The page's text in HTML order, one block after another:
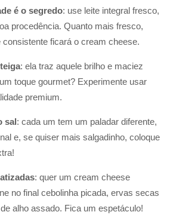
é o segredo: use leite integral fresco,
procedência. Quanto mais fresco,
consistente ficará o cream cheese.
: ela traz aquele brilho e maciez
toque gourmet? Experimente usar
premium.
sal: cada um tem um paladar diferente,
e, se quiser mais salgadinho, coloque
: quer um cream cheese
no final cebolinha picada, ervas secas
alho assado. Fica um espetáculo!